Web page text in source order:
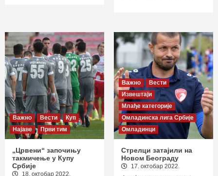
Важно Вести
Куп
Најаве
Први тим
„Црвени“ започињу
такмичење у Купу
Србије
18. октобар 2022.
Важно
Вести
Извештаји
Млађе категорије
Омладинска лига Србије
Омладинци
Стрелци затајили на
Новом Београду
17. октобар 2022.